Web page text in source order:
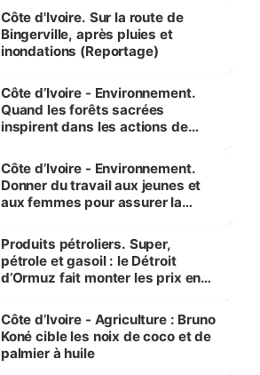
(Alassane Ouattara
Côte d'Ivoire. Sur la route de
Bingerville, après pluies et
inondations (Reportage)
Côte d’Ivoire - Environnement.
Quand les forêts sacrées
inspirent dans les actions de
Côte d’Ivoire - Environnement.
Donner du travail aux jeunes et
aux femmes pour assurer la
menacées
Produits pétroliers. Super,
pétrole et gasoil : le Détroit
d’Ormuz fait monter les prix en
Côte d’Ivoire - Agriculture : Bruno
Koné cible les noix de coco et de
palmier à huile